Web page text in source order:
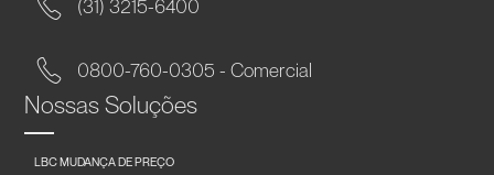
(31) 3215-6400
0800-760-0305 - Comercial
Nossas Soluções
LBC MUDANÇA DE PREÇO